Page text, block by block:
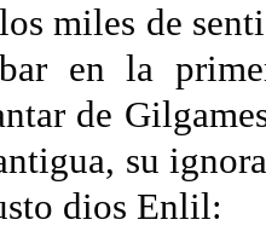
miles de
en la
de
su
dios Enlil: